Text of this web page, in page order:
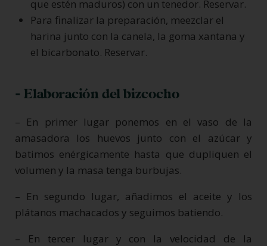
que estén maduros) con un tenedor. Reservar.
Para finalizar la preparación, meezclar el
harina junto con la canela, la goma xantana y
el bicarbonato. Reservar.
- Elaboración del bizcocho
– En primer lugar ponemos en el vaso de la
amasadora los huevos junto con el azúcar y
batimos enérgicamente hasta que dupliquen el
volumen y la masa tenga burbujas.
– En segundo lugar, añadimos el aceite y los
plátanos machacados y seguimos batiendo.
– En tercer lugar y con la velocidad de la